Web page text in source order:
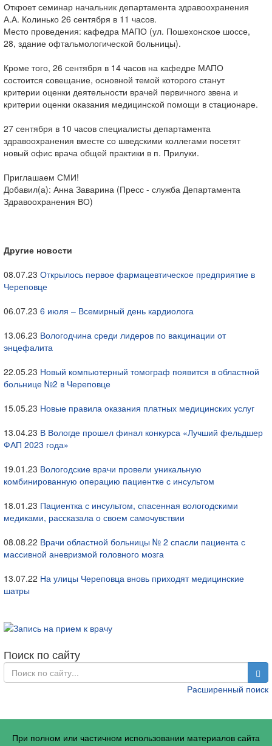
Откроет семинар начальник департамента здравоохранения
А.А. Колинько 26 сентября в 11 часов.
Место проведения: кафедра МАПО (ул. Пошехонское шоссе,
28, здание офтальмологической больницы).
Кроме того, 26 сентября в 14 часов на кафедре МАПО
состоится совещание, основной темой которого станут
критерии оценки деятельности врачей первичного звена и
критерии оценки оказания медицинской помощи в стационаре.
27 сентября в 10 часов специалисты департамента
здравоохранения вместе со шведскими коллегами посетят
новый офис врача общей практики в п. Прилуки.
Приглашаем СМИ!
Добавил(а): Анна Заварина (Пресс - служба Департамента
Здравоохранения ВО)
Другие новости
08.07.23 Открылось первое фармацевтическое предприятие в
Череповце
06.07.23 6 июля – Всемирный день кардиолога
13.06.23 Вологодчина среди лидеров по вакцинации от
энцефалита
22.05.23 Новый компьютерный томограф появится в областной
больнице №2 в Череповце
15.05.23 Новые правила оказания платных медицинских услуг
13.04.23 В Вологде прошел финал конкурса «Лучший фельдшер
ФАП 2023 года»
19.01.23 Вологодские врачи провели уникальную
комбинированную операцию пациентке с инсультом
18.01.23 Пациентка с инсультом, спасенная вологодскими
медиками, рассказала о своем самочувствии
08.08.22 Врачи областной больницы № 2 спасли пациента с
массивной аневризмой головного мозга
13.07.22 На улицы Череповца вновь приходят медицинские
шатры
Поиск по сайту
Расширенный поиск
При полном или частичном использовании материалов сайта